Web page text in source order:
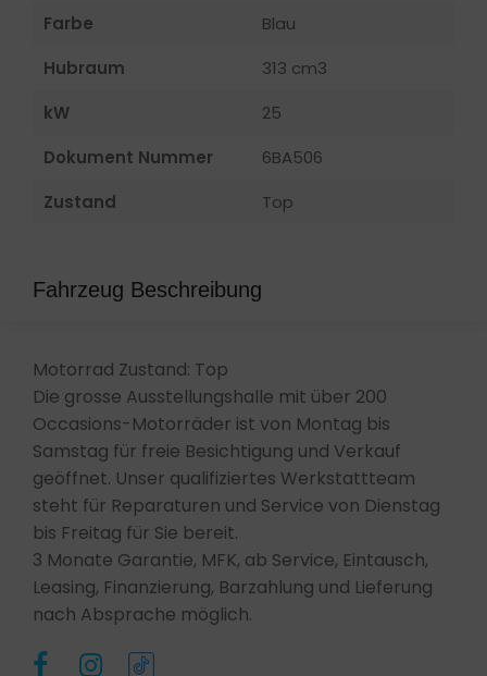
Farbe
Blau
Hubraum
313 cm3
kW
25
Dokument Nummer
6BA506
Zustand
Top
Fahrzeug Beschreibung
Motorrad Zustand: Top
Die grosse Ausstellungshalle mit über 200
Occasions-Motorräder ist von Montag bis
Samstag für freie Besichtigung und Verkauf
geöffnet. Unser qualifiziertes Werkstattteam
steht für Reparaturen und Service von Dienstag
bis Freitag für Sie bereit.
3 Monate Garantie, MFK, ab Service, Eintausch,
Leasing, Finanzierung, Barzahlung und Lieferung
nach Absprache möglich.